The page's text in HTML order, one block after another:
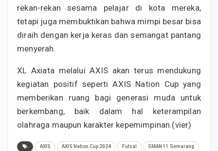
rekan-rekan sesama pelajar di kota mereka,
tetapi juga membuktikan bahwa mimpi besar bisa
diraih dengan kerja keras dan semangat pantang
menyerah.
XL Axiata melalui AXIS akan terus mendukung
kegiatan positif seperti AXIS Nation Cup yang
memberikan ruang bagi generasi muda untuk
berkembang, baik dalam hal keterampilan
olahraga maupun karakter kepemimpinan.(vier)
AXIS AXIS Nation Cup 2024 Futsal SMAN 11 Semarang